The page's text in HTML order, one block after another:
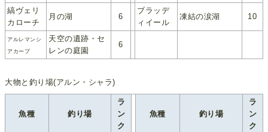
縞ヴェリ
カローチ
月の湖 6
ブラッデ
ィイール
凍結の涙湖 10
アルレマンシ
アカープ
天空の遺跡・セ
レンの庭園
6
大物と釣り場(アルン・シャラ)
魚種 釣り場
ラ
ン
ク
魚種 釣り場
ラ
ン
ク